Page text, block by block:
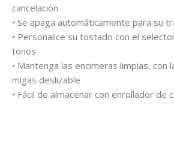
cancelación
• Se apaga automáticamente para su
• Personalice su tostado con el
tonos
• Mantenga las encimeras limpias, con
migas deslizable
• Fácil de almacenar con enrollador de